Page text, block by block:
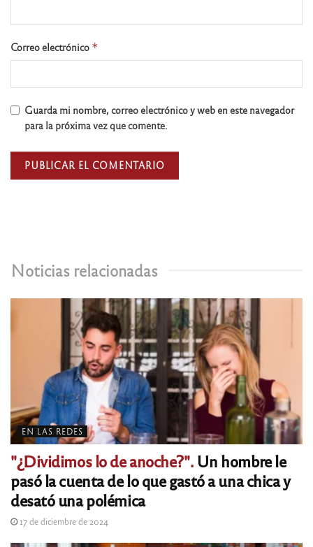
Noticias relacionadas
EN LAS REDES
"¿Dividimos lo de anoche?".Un hombre le
pasó la cuenta de lo que gastó a una chica y
desató una polémica
17 de diciembre de 2024
Correo electrónico *
Guarda mi nombre, correo electrónico y web en este navegador
para la próxima vez que comente.